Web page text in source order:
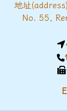
地址
No. 55,